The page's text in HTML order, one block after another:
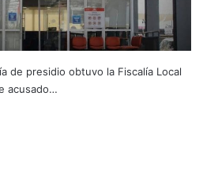
de presidio obtuvo la Fiscalía Local
acusado…